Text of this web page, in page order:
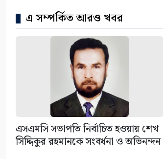
এ সম্পর্কিত আরও খবর
এসএমসি সভাপতি নির্বাচিত হওয়ায় শেখ
সিদ্দিকুর রহমানকে সংবর্ধনা ও অভিনন্দন